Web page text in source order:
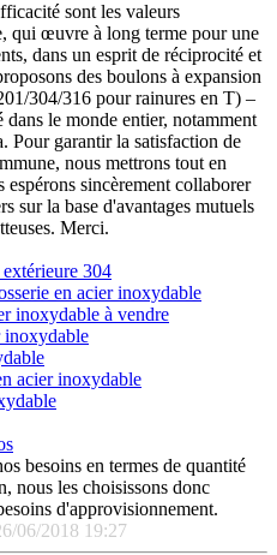
sont les valeurs
qui œuvre à long terme pour une
dans un esprit de réciprocité et
des boulons à expansion
304/316 pour rainures en T) –
le monde entier, notamment
Pour garantir la satisfaction de
nous mettrons tout en
sincèrement collaborer
sur la base d'avantages mutuels
Merci.
304
en acier inoxydable
inoxydable à vendre
inoxydable
acier inoxydable
besoins en termes de quantité
nous les choisissons donc
d'approvisionnement.
06/2018 19:27